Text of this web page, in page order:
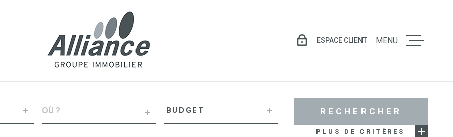
VENTE
MENU
BUDGET
PLUS DE CRITÈRES
RECHERCHER
ESPACE CLIENT